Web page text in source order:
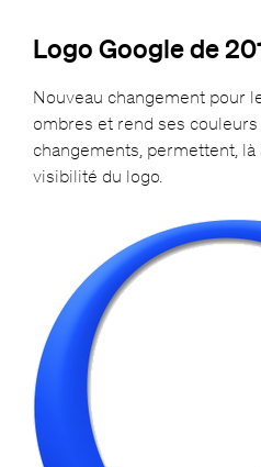
Logo Google de
Nouveau changement pour
ombres et rend ses
changements, permettent, là
visibilité du logo.